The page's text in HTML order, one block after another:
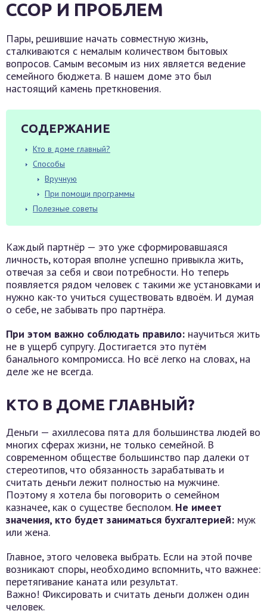
ССОР И ПРОБЛЕМ
Пары, решившие начать совместную жизнь,
сталкиваются с немалым количеством бытовых
вопросов. Самым весомым из них является ведение
семейного бюджета. В нашем доме это был
настоящий камень преткновения.
СОДЕРЖАНИЕ
Кто в доме главный?
Способы
Вручную
При помощи программы
Полезные советы
Каждый партнёр — это уже сформировавшаяся
личность, которая вполне успешно привыкла жить,
отвечая за себя и свои потребности. Но теперь
появляется рядом человек с такими же установками и
нужно как-то учиться существовать вдвоём. И думая
о себе, не забывать про партнёра.
При этом важно соблюдать правило: научиться жить
не в ущерб супругу. Достигается это путём
банального компромисса. Но всё легко на словах, на
деле же не всегда.
КТО В ДОМЕ ГЛАВНЫЙ?
Деньги — ахиллесова пята для большинства людей во
многих сферах жизни, не только семейной. В
современном обществе большинство пар далеки от
стереотипов, что обязанность зарабатывать и
считать деньги лежит полностью на мужчине.
Поэтому я хотела бы поговорить о семейном
казначее, как о существе бесполом. Не имеет
значения, кто будет заниматься бухгалтерией: муж
или жена.
Главное, этого человека выбрать. Если на этой почве
возникают споры, необходимо вспомнить, что важнее:
перетягивание каната или результат.
Важно! Фиксировать и считать деньги должен один
человек.